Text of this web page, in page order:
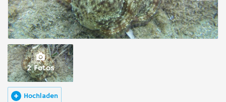
2 Fotos
Hochladen